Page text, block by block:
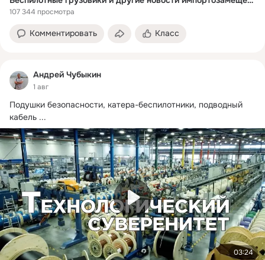
107 344 просмотра
Комментировать Класс
Андрей Чубыкин
1 авг
Подушки безопасности, катера-беспилотники, подводный
кабель ...
03:24